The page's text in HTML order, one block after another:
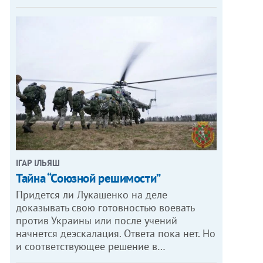
ІГАР ІЛЬЯШ
Тайна “Союзной решимости”
Придется ли Лукашенко на деле
доказывать свою готовностью воевать
против Украины или после учений
начнется деэскалация. Ответа пока нет. Но
и соответствующее решение в…